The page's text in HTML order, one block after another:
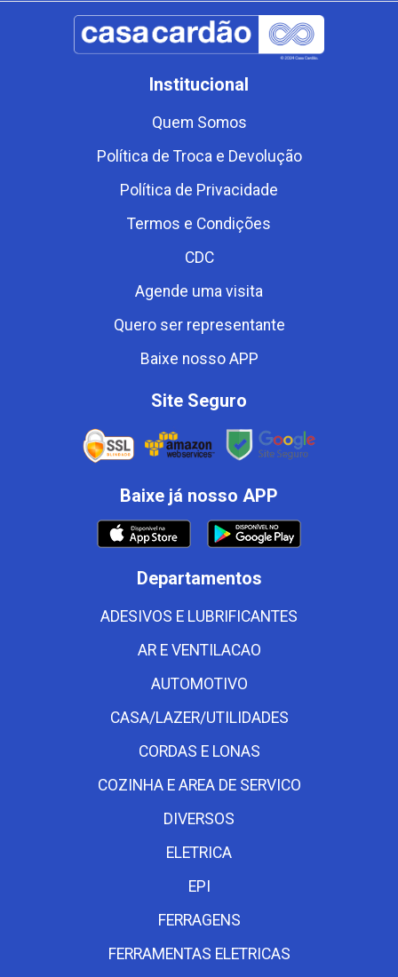
Institucional
Quem Somos
Política de Troca e Devolução
Política de Privacidade
Termos e Condições
CDC
Agende uma visita
Quero ser representante
Baixe nosso APP
Site Seguro
Baixe já nosso APP
Departamentos
ADESIVOS E LUBRIFICANTES
AR E VENTILACAO
AUTOMOTIVO
CASA/LAZER/UTILIDADES
CORDAS E LONAS
COZINHA E AREA DE SERVICO
DIVERSOS
ELETRICA
EPI
FERRAGENS
FERRAMENTAS ELETRICAS